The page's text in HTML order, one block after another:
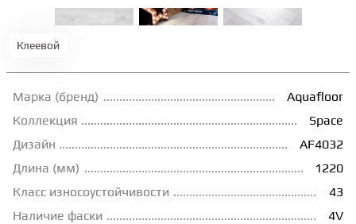
НАЛИВНОЙ ПОЛ
Клеевой
Марка (бренд)
Aquafloor
Коллекция
Space
Дизайн
AF4032
Длина (мм)
1220
Класс износоустойчивости
43
Наличие фаски
4V